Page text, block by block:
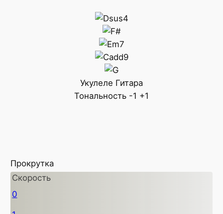
Укулеле Гитара
Тональность -1 +1
Прокрутка
Скорость
0